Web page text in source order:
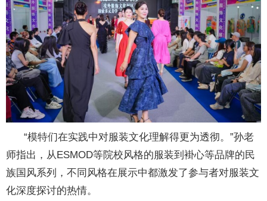
“模特们在实践中对服装文化理解得更为透彻。”孙老
师指出，从ESMOD等院校风格的服装到褂心等品牌的民
族国风系列，不同风格在展示中都激发了参与者对服装文
化深度探讨的热情。